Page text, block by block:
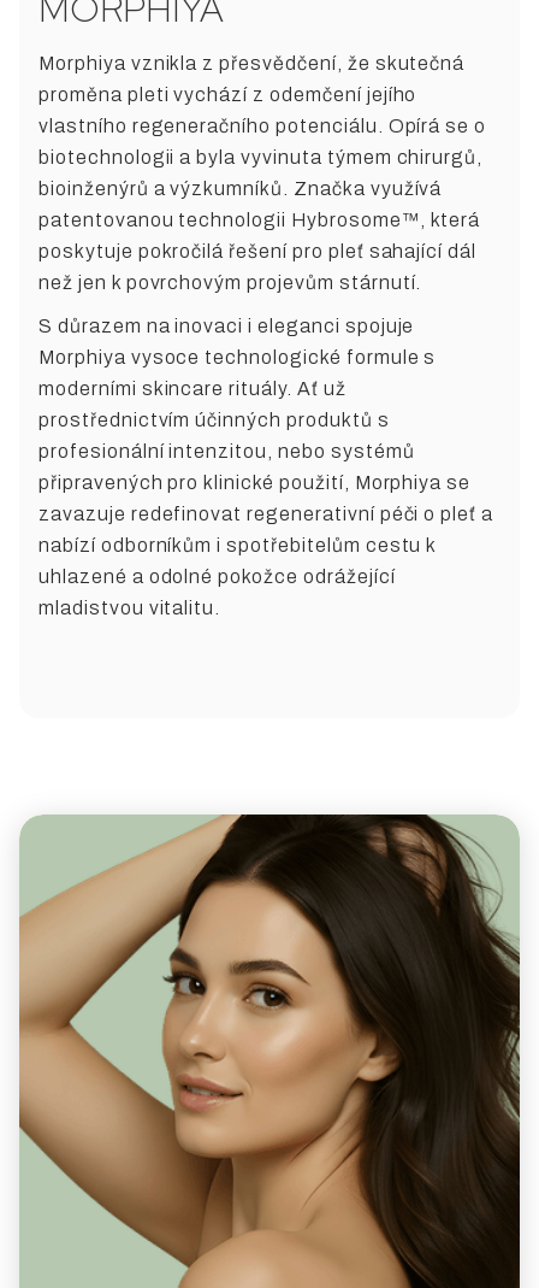
Morphiya vznikla z přesvědčení, že skutečná
proměna pleti vychází z odemčení jejího
vlastního regeneračního potenciálu. Opírá se o
biotechnologii a byla vyvinuta týmem chirurgů,
bioinženýrů a výzkumníků. Značka využívá
patentovanou technologii Hybrosome™, která
poskytuje pokročilá řešení pro pleť sahající dál
než jen k povrchovým projevům stárnutí.
S důrazem na inovaci i eleganci spojuje
Morphiya vysoce technologické formule s
moderními skincare rituály. Ať už
prostřednictvím účinných produktů s
profesionální intenzitou, nebo systémů
připravených pro klinické použití, Morphiya se
zavazuje redefinovat regenerativní péči o pleť a
nabízí odborníkům i spotřebitelům cestu k
uhlazené a odolné pokožce odrážející
mladistvou vitalitu.